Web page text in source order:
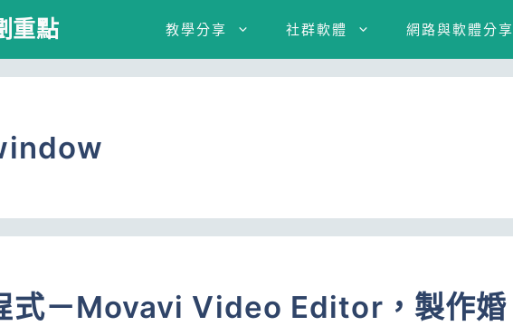
重點 教學分享 社群軟體 網路與軟體分享
式－Movavi Video Editor，製作婚